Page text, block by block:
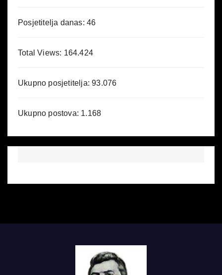
Posjetitelja danas: 46
Total Views: 164.424
Ukupno posjetitelja:93.076
Ukupno postova: 1.168